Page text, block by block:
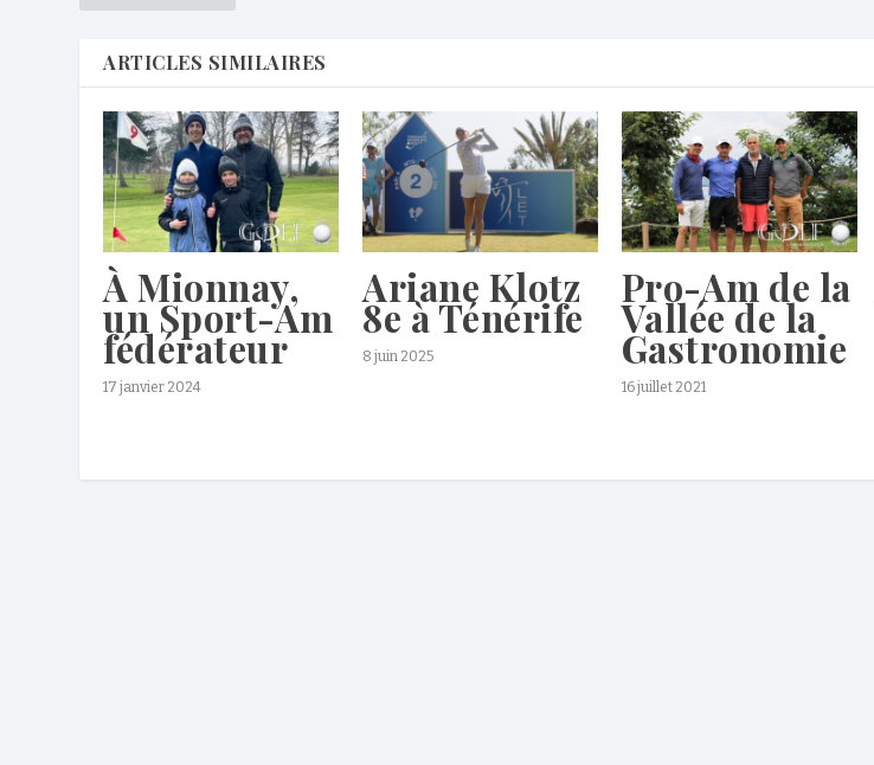
ARTICLES SIMILAIRES
À Mionnay,
un Sport-Am
fédérateur
17 janvier 2024
Ariane Klotz
8e à Ténérife
8 juin 2025
Pro-Am de la
Vallée de la
Gastronomie
16 juillet 2021